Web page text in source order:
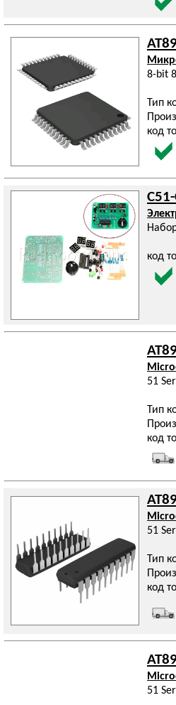
8-bit
Тип
код
код
51
Тип
код
51
Тип
код
51